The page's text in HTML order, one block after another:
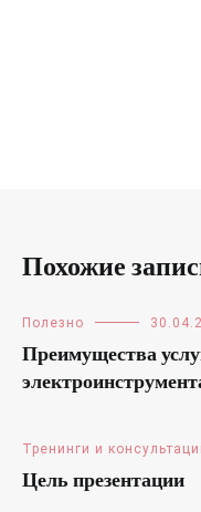
Похожие
Полезно
Преимущества
Тренинги и
Цель презентации